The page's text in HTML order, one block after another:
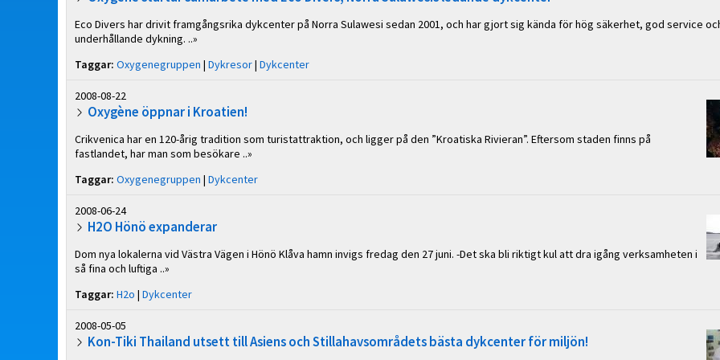
Eco Divers har drivit framgångsrika dykcenter på Norra Sulawesi sedan 2001, och har gjort sig kända för hög säkerhet, god service
underhållande dykning. ..»
Taggar: Oxygenegruppen | Dykresor| Dykcenter
2008-08-22
Oxygène öppnar i Kroatien!
Crikvenica har en 120-årig tradition som turistattraktion, och ligger på den ”Kroatiska Rivieran”. Eftersom staden finns på
fastlandet, har man som besökare ..»
Taggar: Oxygenegruppen | Dykcenter
2008-06-24
H2O Hönö expanderar
Dom nya lokalerna vid Västra Vägen i Hönö Klåva hamn invigs fredag den 27 juni. -Det ska bli riktigt kul att dra igång verksamheten i
så fina och luftiga ..»
Taggar: H2o | Dykcenter
2008-05-05
Kon-Tiki Thailand utsett till Asiens och Stillahavsområdets bästa dykcenter för miljön!